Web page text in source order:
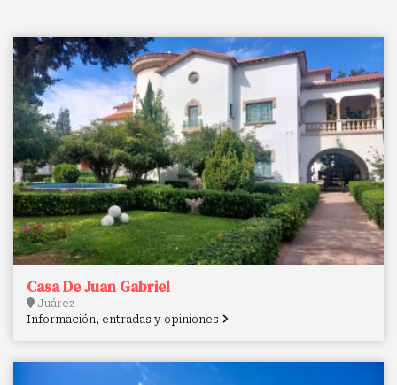
Casa De Juan Gabriel
Juárez
Información, entradas y opiniones